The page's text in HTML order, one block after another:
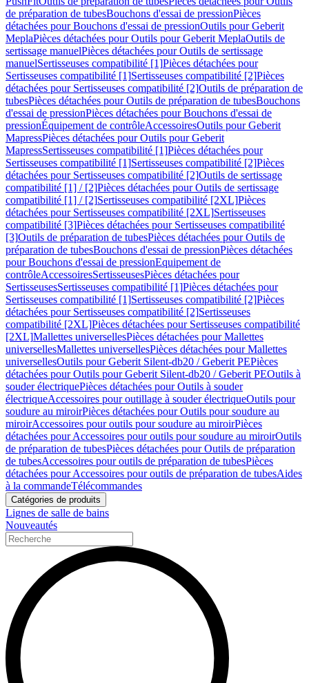
de préparation de tubesBouchons d'essai de pressionPièces
détachées pour Bouchons d'essai de pressionOutils pour Geberit
MeplaPièces détachées pour Outils pour Geberit MeplaOutils de
sertissage manuelPièces détachées pour Outils de sertissage
manuelSertisseuses compatibilité [1]Pièces détachées pour
Sertisseuses compatibilité [1]Sertisseuses compatibilité [2]Pièces
détachées pour Sertisseuses compatibilité [2]Outils de préparation de
tubesPièces détachées pour Outils de préparation de tubesBouchons
d'essai de pressionPièces détachées pour Bouchons d'essai de
pressionÉquipement de contrôleAccessoiresOutils pour Geberit
MapressPièces détachées pour Outils pour Geberit
MapressSertisseuses compatibilité [1]Pièces détachées pour
Sertisseuses compatibilité [1]Sertisseuses compatibilité [2]Pièces
détachées pour Sertisseuses compatibilité [2]Outils de sertissage
compatibilité [1] / [2]Pièces détachées pour Outils de sertissage
compatibilité [1] / [2]Sertisseuses compatibilité [2XL]Pièces
détachées pour Sertisseuses compatibilité [2XL]Sertisseuses
compatibilité [3]Pièces détachées pour Sertisseuses compatibilité
[3]Outils de préparation de tubesPièces détachées pour Outils de
préparation de tubesBouchons d'essai de pressionPièces détachées
pour Bouchons d'essai de pressionEquipement de
contrôleAccessoiresSertisseusesPièces détachées pour
SertisseusesSertisseuses compatibilité [1]Pièces détachées pour
Sertisseuses compatibilité [1]Sertisseuses compatibilité [2]Pièces
détachées pour Sertisseuses compatibilité [2]Sertisseuses
compatibilité [2XL]Pièces détachées pour Sertisseuses compatibilité
[2XL]Mallettes universellesPièces détachées pour Mallettes
universellesMallettes universellesPièces détachées pour Mallettes
universellesOutils pour Geberit Silent-db20 / Geberit PEPièces
détachées pour Outils pour Geberit Silent-db20 / Geberit PEOutils à
souder électriquePièces détachées pour Outils à souder
électriqueAccessoires pour outillage à souder électriqueOutils pour
soudure au miroirPièces détachées pour Outils pour soudure au
miroirAccessoires pour outils pour soudure au miroirPièces
détachées pour Accessoires pour outils pour soudure au miroirOutils
de préparation de tubesPièces détachées pour Outils de préparation
de tubesAccessoires pour outils de préparation de tubesPièces
détachées pour Accessoires pour outils de préparation de tubesAides
à la commandeTélécommandes
Catégories de produits
Lignes de salle de bains
Nouveautés